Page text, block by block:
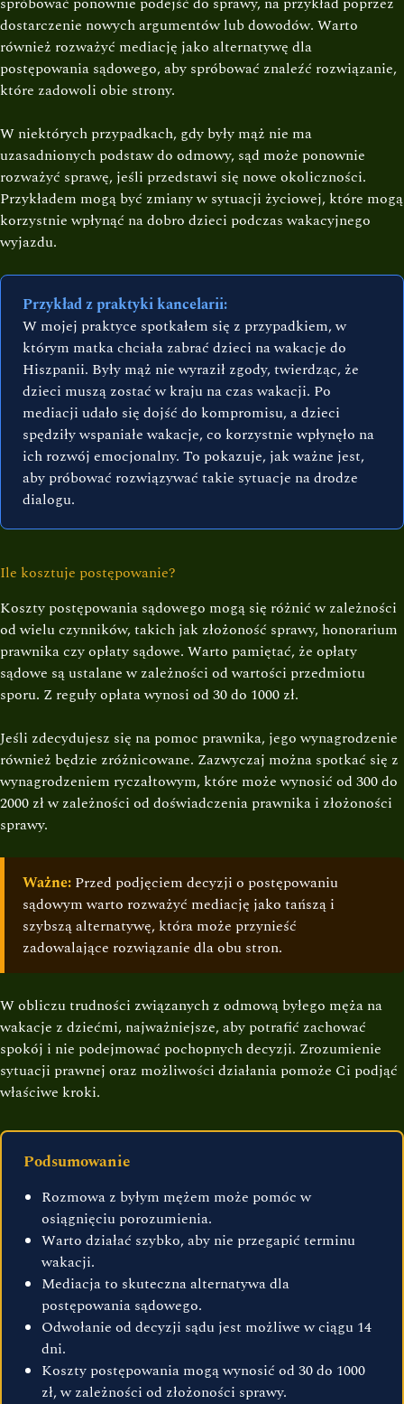
dostarczenie nowych argumentów lub dowodów. Warto
również rozważyć mediację jako alternatywę dla
postępowania sądowego, aby spróbować znaleźć rozwiązanie,
które zadowoli obie strony.
W niektórych przypadkach, gdy były mąż nie ma
uzasadnionych podstaw do odmowy, sąd może ponownie
rozważyć sprawę, jeśli przedstawi się nowe okoliczności.
Przykładem mogą być zmiany w sytuacji życiowej, które mogą
korzystnie wpłynąć na dobro dzieci podczas wakacyjnego
wyjazdu.
Przykład z praktyki kancelarii:
W mojej praktyce spotkałem się z przypadkiem, w
którym matka chciała zabrać dzieci na wakacje do
Hiszpanii. Były mąż nie wyraził zgody, twierdząc, że
dzieci muszą zostać w kraju na czas wakacji. Po
mediacji udało się dojść do kompromisu, a dzieci
spędziły wspaniałe wakacje, co korzystnie wpłynęło na
ich rozwój emocjonalny. To pokazuje, jak ważne jest,
aby próbować rozwiązywać takie sytuacje na drodze
dialogu.
Ile kosztuje postępowanie?
Koszty postępowania sądowego mogą się różnić w zależności
od wielu czynników, takich jak złożoność sprawy, honorarium
prawnika czy opłaty sądowe. Warto pamiętać, że opłaty
sądowe są ustalane w zależności od wartości przedmiotu
sporu. Z reguły opłata wynosi od 30 do 1000 zł.
Jeśli zdecydujesz się na pomoc prawnika, jego wynagrodzenie
również będzie zróżnicowane. Zazwyczaj można spotkać się z
wynagrodzeniem ryczałtowym, które może wynosić od 300 do
2000 zł w zależności od doświadczenia prawnika i złożoności
sprawy.
Ważne: Przed podjęciem decyzji o postępowaniu
sądowym warto rozważyć mediację jako tańszą i
szybszą alternatywę, która może przynieść
zadowalające rozwiązanie dla obu stron.
W obliczu trudności związanych z odmową byłego męża na
wakacje z dziećmi, najważniejsze, aby potrafić zachować
spokój i nie podejmować pochopnych decyzji. Zrozumienie
sytuacji prawnej oraz możliwości działania pomoże Ci podjąć
właściwe kroki.
Podsumowanie
Rozmowa z byłym mężem może pomóc w
osiągnięciu porozumienia.
Warto działać szybko, aby nie przegapić terminu
wakacji.
Mediacja to skuteczna alternatywa dla
postępowania sądowego.
Odwołanie od decyzji sądu jest możliwe w ciągu 14
dni.
Koszty postępowania mogą wynosić od 30 do 1000
zł, w zależności od złożoności sprawy.